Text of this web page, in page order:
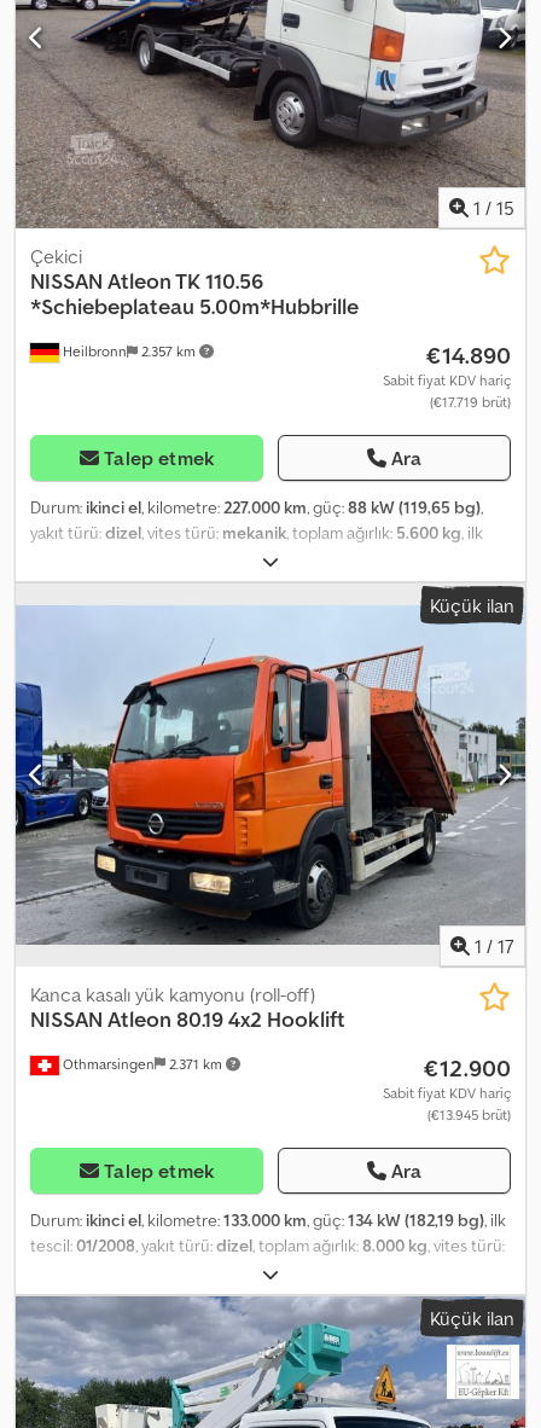
3,000 l (180 cm x 200 cm x 85 cm) Municipal vehicle from first
owner Receive all newly listed vehicles by email – subscribe to
our NEWSLETTER! Errors and omissions excepted, subject to
prior sale!
1 / 15
Heilbronn 2.357 km
Çekici
NISSAN Atleon TK 110.56
*Schiebeplateau 5.00m*Hubbrille
€14.890
Sabit fiyat KDV hariç
(€17.719 brüt)
Talep etmek Ara
Durum: ikinci el, kilometre:227.000 km, güç:88 kW (119,65 bg),
yakıt türü:dizel, vites türü: mekanik, toplam ağırlık: 5.600 kg, ilk
, yükleme alanı uzunluğu:
genişliği:2.000 mm, renk:beyaz, Donanım:ABS, elektronik denge
programı (ESP), merkezi kilitleme, 3-seater, power steering, 5-
speed manual transmission, tachometer, power windows, twin
tires, light bar, hydraulic winch, underlift, sliding platform, toolbox,
overall length: 7,140 mm, overall width: 2,090 mm, overall height:
approx. 2,500 mm, wheelbase: 3,600 mm, unladen weight: 3,480 kg,
payload: 2,120 kg. Errors, prior sale, and typographical mistakes
excepted. Sale only to traders and for export. Cedpfx Adsp
Ntvloqorf !!!! Ref-20362 !!!! Key number: 174 !!!!!
Küçük ilan
1 / 17
Othmarsingen 2.371 km
Kanca kasalı yük kamyonu (roll-off)
NISSAN Atleon 80.19 4x2 Hooklift
€12.900
Sabit fiyat KDV hariç
(€13.945 brüt)
Talep etmek Ara
Durum: ikinci el, kilometre:133.000 km, güç:134 kW (182,19 bg), ilk
tescil:01/2008, yakıt türü:dizel, toplam ağırlık:8.000 kg, vites türü:
, Donanım:
Manual transmission - Air conditioning - Hook loader - Tipping
body Cedpfxjvh N U Is Adqerf - Suspension: Leaf spring
suspension
Küçük ilan